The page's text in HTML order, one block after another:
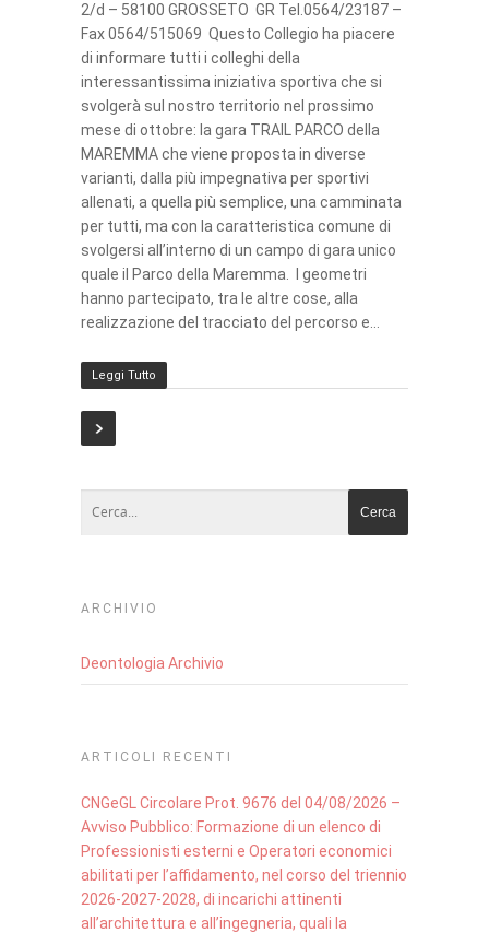
2/d – 58100 GROSSETO GR Tel.0564/23187 –
Fax 0564/515069 Questo Collegio ha piacere
di informare tutti i colleghi della
interessantissima iniziativa sportiva che si
svolgerà sul nostro territorio nel prossimo
mese di ottobre: la gara TRAIL PARCO della
MAREMMA che viene proposta in diverse
varianti, dalla più impegnativa per sportivi
allenati, a quella più semplice, una camminata
per tutti, ma con la caratteristica comune di
svolgersi all’interno di un campo di gara unico
quale il Parco della Maremma. I geometri
hanno partecipato, tra le altre cose, alla
realizzazione del tracciato del percorso e…
Leggi Tutto
ARCHIVIO
Deontologia Archivio
ARTICOLI RECENTI
CNGeGL Circolare Prot. 9676 del 04/08/2026 –
Avviso Pubblico: Formazione di un elenco di
Professionisti esterni e Operatori economici
abilitati per l’affidamento, nel corso del triennio
2026-2027-2028, di incarichi attinenti
all’architettura e all’ingegneria, quali la